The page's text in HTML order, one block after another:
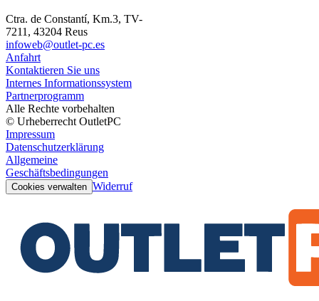
Ctra. de Constantí, Km.3, TV-
7211, 43204 Reus
infoweb@outlet-pc.es
Anfahrt
Kontaktieren Sie uns
Internes Informationssystem
Partnerprogramm
Alle Rechte vorbehalten
© Urheberrecht OutletPC
Impressum
Datenschutzerklärung
Allgemeine
Geschäftsbedingungen
Cookies verwalten Widerruf